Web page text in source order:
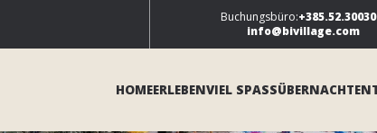
Buchungsbüro:
info@bivillage.com
HOMEERLEBENVIEL SPASS ÜBERNACHTEN